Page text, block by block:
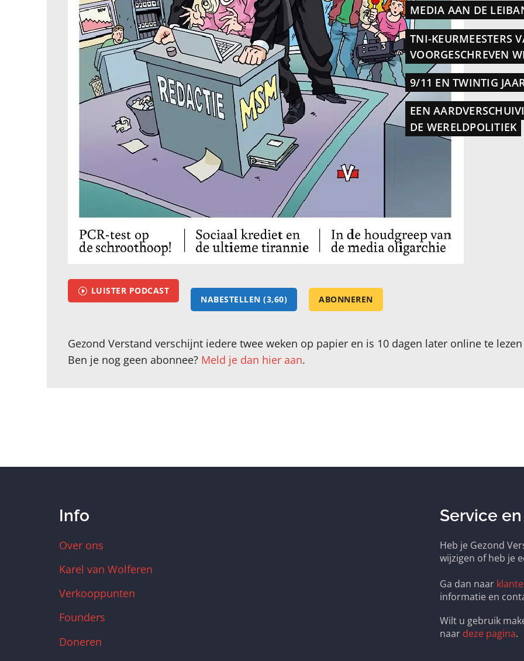
MEDIA AAN DE
TNI-KEURMEESTERS
VOORGESCHREVEN
9/11 EN TWINTIG
EEN
DE WERELDPOLITIEK
I LUISTER PODCAST
NABESTELLEN (3,60) ABONNEREN
Gezond Verstand verschijnt iedere twee weken op papier en is 10 dagen later online te
Ben je nog geen abonnee? Meld je dan hier aan.
Info
Over ons
Karel van Wolferen
Verkooppunten
Founders
Doneren
Service
Heb je Gezond
wijzigen of heb je
Ga dan naar
informatie en
Wilt u gebruik
naar deze pagina.